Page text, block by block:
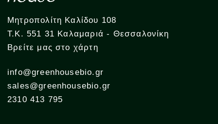
Μητροπολίτη Καλίδου 108
Τ.Κ. 551 31 Καλαμαριά - Θεσσαλονίκη
Βρείτε μας στο χάρτη
info@greenhousebio.gr
sales@greenhousebio.gr
2310 413 795